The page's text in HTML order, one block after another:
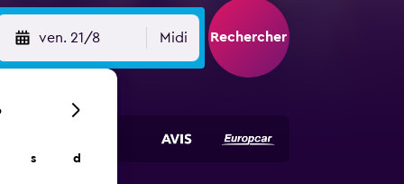
ven. 21/8 Midi Rechercher
s d